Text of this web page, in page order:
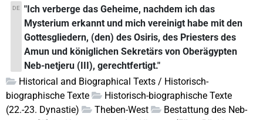
DE "Ich verberge das Geheime, nachdem ich das
Mysterium erkannt und mich vereinigt habe mit den
Gottesgliedern, (den) des Osiris, des Priesters des
Amun und königlichen Sekretärs von Oberägypten
Neb-netjeru (III), gerechtfertigt."
Historical and Biographical Texts / Historisch-
biographische Texte
Historisch-biographische Texte
(22.-23. Dynastie)
Theben-West
Bestattung des Neb-